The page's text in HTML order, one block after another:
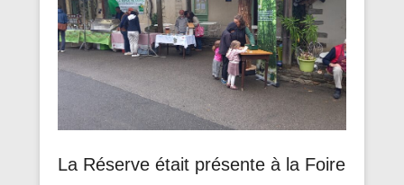
La Réserve était présente à la Foire